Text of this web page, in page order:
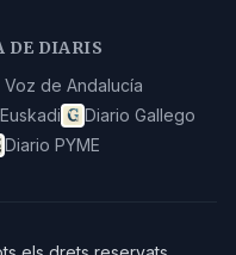
DE DIARIS
Voz de Andalucía
Diario Gallego
Diario PYME